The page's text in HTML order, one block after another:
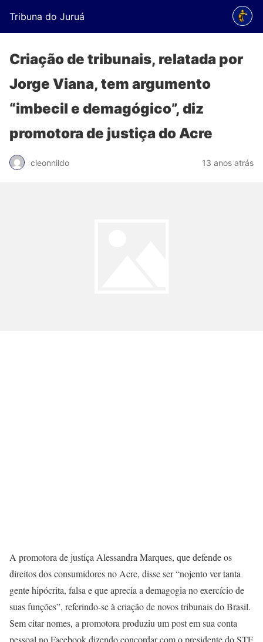
Tribuna do Juruá
Criação de tribunais, relatada por
Jorge Viana, tem argumento
“imbecil e demagógico”, diz
promotora de justiça do Acre
cleonnildo 13 anos atrás
A promotora de justiça Alessandra Marques, que defende os
direitos dos consumidores no Acre, disse ser “nojento ver tanta
gente hipócrita, falsa e que aprecia a demagogia no exercício de
suas funções”, referindo-se à criação de novos tribunais do Brasil.
Sem citar nomes, a promotora produziu um post em sua conta
pessoal no Facebook dizendo concordar com o presidente do STF